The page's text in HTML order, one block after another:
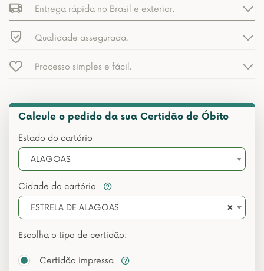
Entrega rápida no Brasil e exterior.
Qualidade assegurada.
Processo simples e fácil.
Calcule o pedido da sua Certidão de Óbito
Estado do cartório
ALAGOAS
Cidade do cartório
×
ESTRELA DE ALAGOAS
Escolha o tipo de certidão:
Certidão impressa